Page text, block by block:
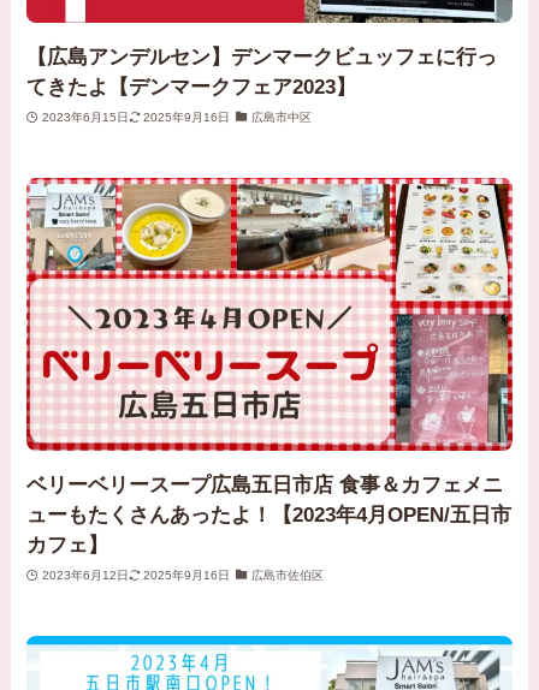
【広島アンデルセン】デンマークビュッフェに行っ
てきたよ【デンマークフェア2023】
2023年6月15日 2025年9月16日 広島市中区
ベリーベリースープ広島五日市店 食事＆カフェメニ
ューもたくさんあったよ！【2023年4月OPEN/五日市
カフェ】
2023年6月12日 2025年9月16日 広島市佐伯区